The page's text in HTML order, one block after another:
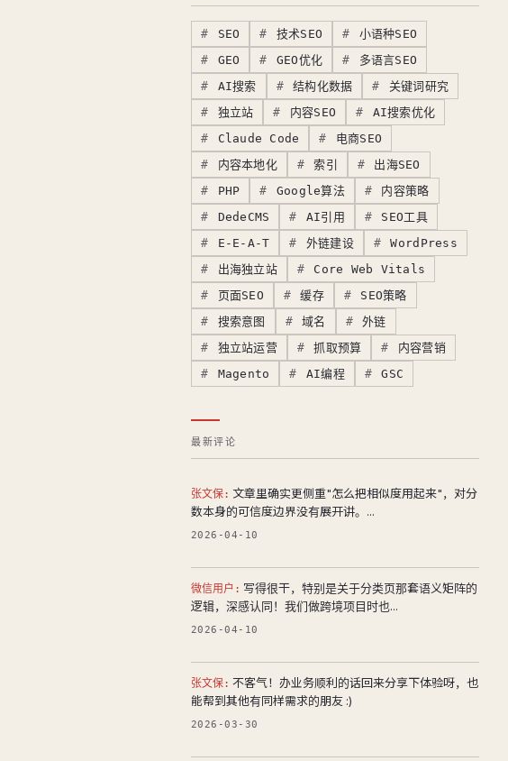
SEO 技术SEO
小语种SEO
GEO
GEO优化
多语言SEO
AI搜索
结构化数据
关键词研究
独立站
内容SEO
AI搜索优化
Claude Code
电商SEO
内容本地化
索引
出海SEO
PHP
Google算法
内容策略
DedeCMS
AI引用
SEO工具
E-E-A-T
外链建设
WordPress
出海独立站
Core Web Vitals
页面SEO
缓存
SEO策略
搜索意图
域名
外链
独立站运营
抓取预算
内容营销
Magento
AI编程 GSC
最新评论
张文保:
数本身的可信度边界没有展开讲。...
2026-04-10
微信用户:
逻辑，深感认同！我们做跨境项目时也...
2026-04-10
张文保:
能帮到其他有同样需求的朋友 :)
2026-03-30